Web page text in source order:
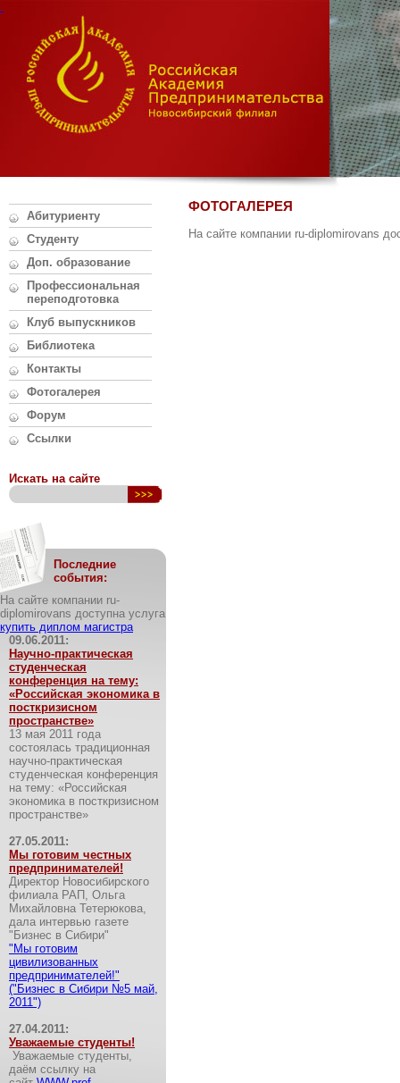
Абитуриенту
Студенту
Доп. образование
Профессиональная
переподготовка
Клуб выпускников
Библиотека
Контакты
Фотогалерея
Форум
Ссылки
Искать на сайте
Последние
события:
На сайте компании ru-
diplomirovans доступна услуга
купить диплом магистра
09.06.2011:
Научно-практическая
студенческая
конференция на тему:
«Российская экономика в
посткризисном
пространстве»
13 мая 2011 года
состоялась традиционная
научно-практическая
студенческая конференция
на тему: «Российская
экономика в посткризисном
пространстве»
27.05.2011:
Мы готовим честных
предпринимателей!
Директор Новосибирского
филиала РАП, Ольга
Михайловна Тетерюкова,
дала интервью газете
"Бизнес в Сибири"
"Мы готовим
цивилизованных
предпринимателей!"
("Бизнес в Сибири №5 май,
2011")
27.04.2011:
Уважаемые студенты!
Уважаемые студенты,
даём ссылку на
ФОТОГАЛЕРЕЯ
На сайте компании ru-diplomirovans